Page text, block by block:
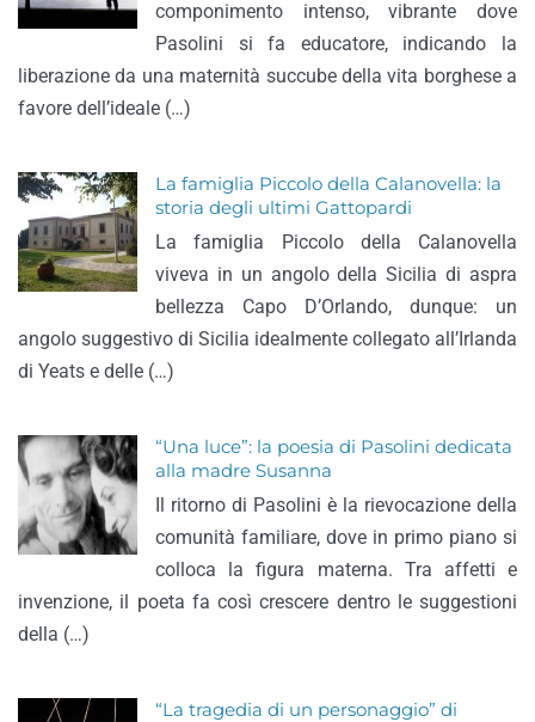
componimento intenso, vibrante dove
Pasolini si fa educatore, indicando la
liberazione da una maternità succube della vita borghese a
favore dell’ideale (…)
La famiglia Piccolo della Calanovella: la
storia degli ultimi Gattopardi
La famiglia Piccolo della Calanovella
viveva in un angolo della Sicilia di aspra
bellezza Capo D’Orlando, dunque: un
angolo suggestivo di Sicilia idealmente collegato all’Irlanda
di Yeats e delle (…)
“Una luce”: la poesia di Pasolini dedicata
alla madre Susanna
Il ritorno di Pasolini è la rievocazione della
comunità familiare, dove in primo piano si
colloca la figura materna. Tra affetti e
invenzione, il poeta fa così crescere dentro le suggestioni
della (…)
“La tragedia di un personaggio” di